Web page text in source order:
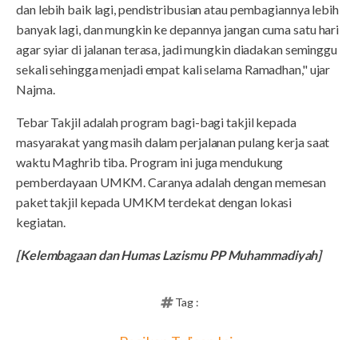
dan lebih baik lagi, pendistribusian atau pembagiannya lebih
banyak lagi, dan mungkin ke depannya jangan cuma satu hari
agar syiar di jalanan terasa, jadi mungkin diadakan seminggu
sekali sehingga menjadi empat kali selama Ramadhan," ujar
Najma.
Tebar Takjil adalah program bagi-bagi takjil kepada
masyarakat yang masih dalam perjalanan pulang kerja saat
waktu Maghrib tiba. Program ini juga mendukung
pemberdayaan UMKM. Caranya adalah dengan memesan
paket takjil kepada UMKM terdekat dengan lokasi
kegiatan.
[Kelembagaan dan Humas Lazismu PP Muhammadiyah]
Tag :